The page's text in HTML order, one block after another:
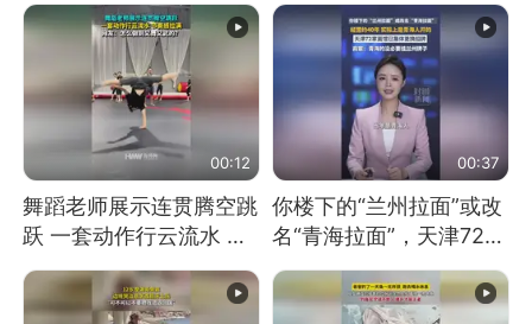
00:12
舞蹈老师展示连贯腾空跳
跃 一套动作行云流水 节
奏感拉满 网友：怎么做
到又舞又武的？
00:37
你楼下的“兰州拉面”或改
名“青海拉面”，天津72家
面馆已集体更换招牌